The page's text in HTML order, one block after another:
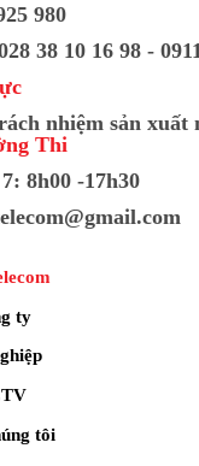
980
38 10 16 98 -
nhiệm sản xuất
Thi
8h00 -17h30
ty
tôi